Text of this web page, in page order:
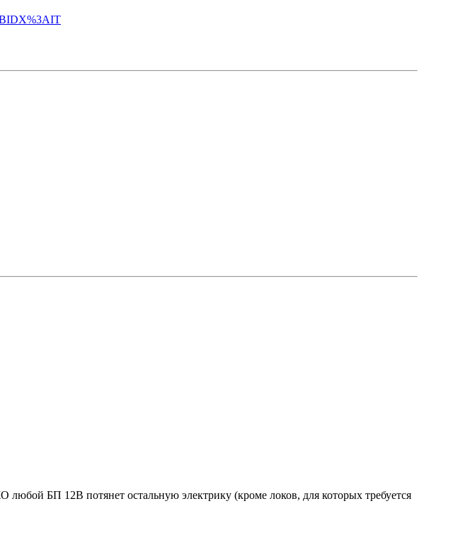
БП 12В потянет остальную электрику (кроме локов, для которых требуется